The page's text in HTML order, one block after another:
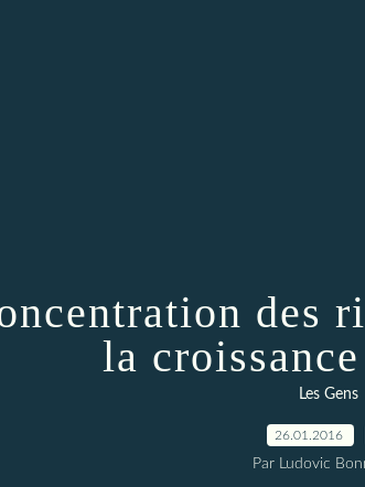
des
la
Les Gens
26.01.2016
Par Ludovic